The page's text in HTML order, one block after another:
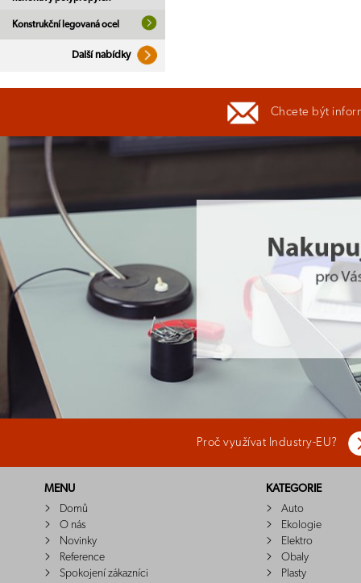
Konstrukční legovaná ocel
Další nabídky
Chcete být
Proč využívat Industry-EU?
MENU
Domů
O nás
Novinky
Reference
Spokojení zákazníci
KATEGORIE
Auto
Ekologie
Elektro
Obaly
Plasty